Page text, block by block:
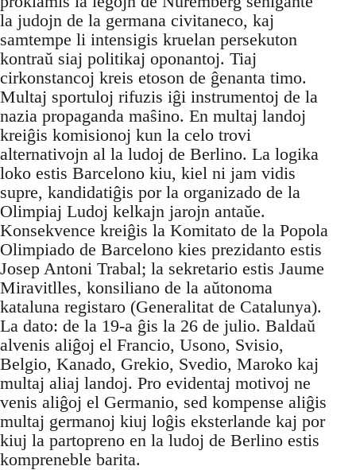
la judojn de la germana civitaneco, kaj
samtempe li intensigis kruelan persekuton
kontraŭ siaj politikaj oponantoj. Tiaj
cirkonstancoj kreis etoson de ĝenanta timo.
Multaj sportuloj rifuzis iĝi instrumentoj de la
nazia propaganda maŝino. En multaj landoj
kreiĝis komisionoj kun la celo trovi
alternativojn al la ludoj de Berlino. La logika
loko estis Barcelono kiu, kiel ni jam vidis
supre, kandidatiĝis por la organizado de la
Olimpiaj Ludoj kelkajn jarojn antaŭe.
Konsekvence kreiĝis la Komitato de la Popola
Olimpiado de Barcelono kies prezidanto estis
Josep Antoni Trabal; la sekretario estis Jaume
Miravitlles, konsiliano de la aŭtonoma
kataluna registaro (Generalitat de Catalunya).
La dato: de la 19-a ĝis la 26 de julio. Baldaŭ
alvenis aliĝoj el Francio, Usono, Svisio,
Belgio, Kanado, Grekio, Svedio, Maroko kaj
multaj aliaj landoj. Pro evidentaj motivoj ne
venis aliĝoj el Germanio, sed kompense aliĝis
multaj germanoj kiuj loĝis eksterlande kaj por
kiuj la partopreno en la ludoj de Berlino estis
kompreneble barita.